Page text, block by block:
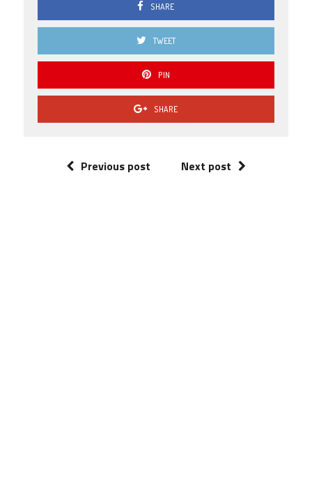
SHARE
TWEET
PIN
SHARE
Previous post Next post